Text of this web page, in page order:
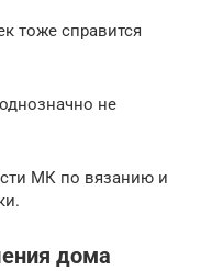
тоже справится
не
МК по вязанию и
дома